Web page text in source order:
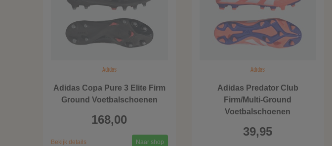
Adidas
Adidas Copa Pure 3 Elite Firm
Ground Voetbalschoenen
168,00
Bekijk details Naar shop
Adidas
Adidas Predator Club
Firm/Multi-Ground
Voetbalschoenen
39,95